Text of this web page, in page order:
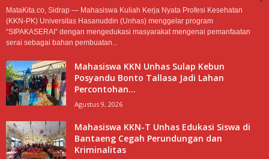
MataKita.co, Sidrap — Mahasiswa Kuliah Kerja Nyata Profesi Kesehatan
(KKN-PK) Universitas Hasanuddin (Unhas) menggelar program
“SIPAKASERAI” dengan mengedukasi masyarakat mengenai pemanfaatan
serai sebagai bahan pembuatan...
Mahasiswa KKN Unhas Sulap Kebun
Posyandu Bonto Tallasa Jadi Lahan
Percontohan...
Agustus 9, 2026
Mahasiswa KKN-T Unhas Edukasi Siswa di
Bantaeng Cegah Perundungan dan
Kriminalitas